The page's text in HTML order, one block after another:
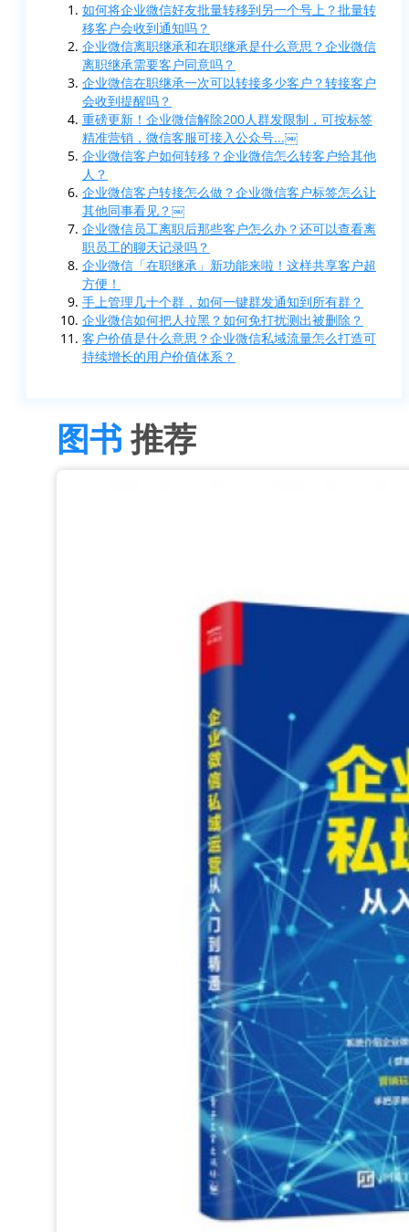
如何将企业微信好友批量转移到另一个号上？批量转
移客户会收到通知吗？
企业微信离职继承和在职继承是什么意思？企业微信
离职继承需要客户同意吗？
企业微信在职继承一次可以转接多少客户？转接客户
会收到提醒吗？
重磅更新！企业微信解除200人群发限制，可按标签
精准营销，微信客服可接入公众号...￼
企业微信客户如何转移？企业微信怎么转客户给其他
人？
企业微信客户转接怎么做？企业微信客户标签怎么让
其他同事看见？￼
企业微信员工离职后那些客户怎么办？还可以查看离
职员工的聊天记录吗？
企业微信「在职继承」新功能来啦！这样共享客户超
方便！
手上管理几十个群，如何一键群发通知到所有群？
企业微信如何把人拉黑？如何免打扰测出被删除？
客户价值是什么意思？企业微信私域流量怎么打造可
持续增长的用户价值体系？
图书推荐